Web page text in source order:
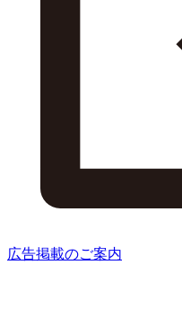
広告掲載のご案内